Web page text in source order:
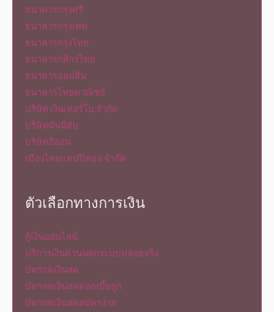
ธนาคารกรุงศรี
ธนาคารกรุงเทพ
ธนาคารกรุงไทย
ธนาคารกสิกรไทย
ธนาคารออมสิน
ธนาคารไทยพาณิชย์
บริษัท เงินเทอร์โบ จำกัด
บริษัทมันนี่ฮับ
บริษัทอิออน
เมืองไทยแคปปิตอล จำกัด
ตัวเลือกทางการเงิน
กู้เงินออนไลน์
บริการเงินด่วนนอกระบบปล่อยจริง
บัตรกดเงินสด
บัตรกดเงินสดดอกเบี้ยถูก
บัตรกดเงินสดสมัครง่าย